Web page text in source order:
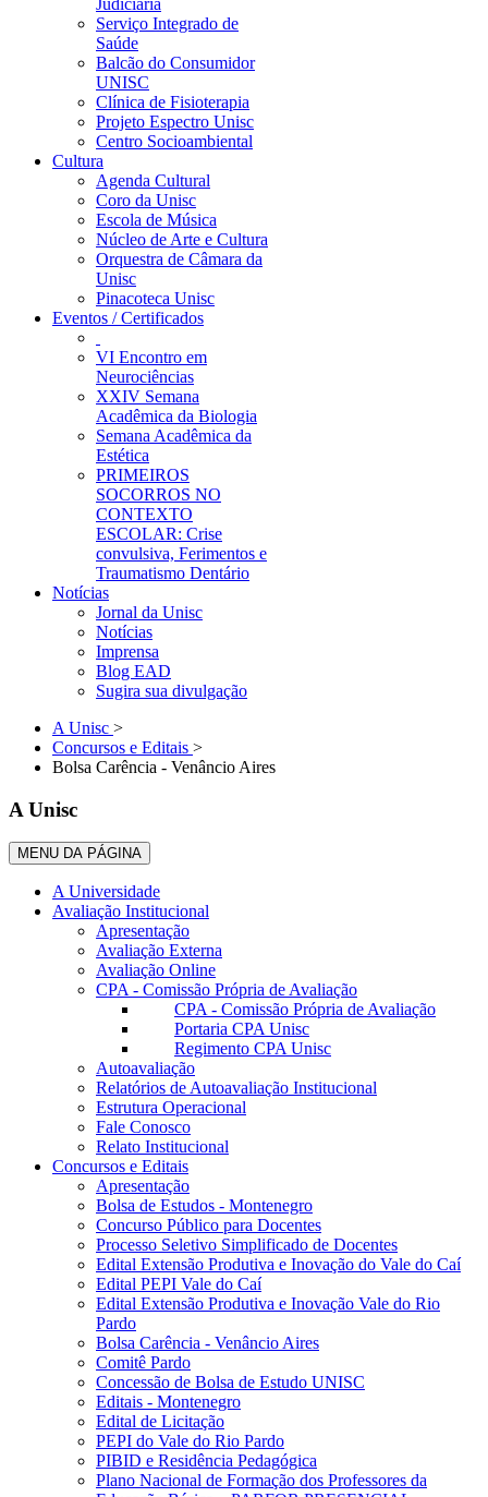
Judiciária
Serviço Integrado de
Saúde
Balcão do Consumidor
UNISC
Clínica de Fisioterapia
Projeto Espectro Unisc
Centro Socioambiental
Cultura
Agenda Cultural
Coro da Unisc
Escola de Música
Núcleo de Arte e Cultura
Orquestra de Câmara da
Unisc
Pinacoteca Unisc
Eventos / Certificados
VI Encontro em
Neurociências
XXIV Semana
Acadêmica da Biologia
Semana Acadêmica da
Estética
PRIMEIROS
SOCORROS NO
CONTEXTO
ESCOLAR: Crise
convulsiva, Ferimentos e
Traumatismo Dentário
Notícias
Jornal da Unisc
Notícias
Imprensa
Blog EAD
Sugira sua divulgação
A Unisc >
Concursos e Editais >
Bolsa Carência - Venâncio Aires
A Unisc
MENU DA PÁGINA
A Universidade
Avaliação Institucional
Apresentação
Avaliação Externa
Avaliação Online
CPA - Comissão Própria de Avaliação
CPA - Comissão Própria de Avaliação
Portaria CPA Unisc
Regimento CPA Unisc
Autoavaliação
Relatórios de Autoavaliação Institucional
Estrutura Operacional
Fale Conosco
Relato Institucional
Concursos e Editais
Apresentação
Bolsa de Estudos - Montenegro
Concurso Público para Docentes
Processo Seletivo Simplificado de Docentes
Edital Extensão Produtiva e Inovação do Vale do Caí
Edital PEPI Vale do Caí
Edital Extensão Produtiva e Inovação Vale do Rio
Pardo
Bolsa Carência - Venâncio Aires
Comitê Pardo
Concessão de Bolsa de Estudo UNISC
Editais - Montenegro
Edital de Licitação
PEPI do Vale do Rio Pardo
PIBID e Residência Pedagógica
Plano Nacional de Formação dos Professores da